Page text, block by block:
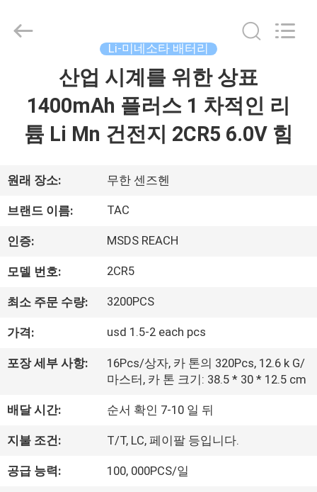
동
영
상
회
사
소
공
장
2011
Technology
Li-미네소타 배터리
산업 시계를 위한 상표
1400mAh 플러스 1 차적인 리
튬 Li Mn 건전지 2CR5 6.0V 힘
원래 장소: 무한 센즈헨
브랜드 이름: TAC
인증: MSDS REACH
모델 번호: 2CR5
최소 주문 수량: 3200PCS
가격: usd 1.5-2 each pcs
포장 세부 사항:
16Pcs/상자, 카 톤의 320Pcs, 12.6 k G/
마스터, 카 톤 크기: 38.5 * 30 * 12.5 cm
배달 시간: 순서 확인 7-10 일 뒤
지불 조건: T/T, LC, 페이팔 등입니다.
공급 능력: 100, 000PCS/일